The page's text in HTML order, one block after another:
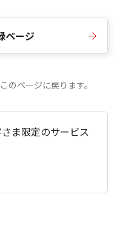
ページ
のページに戻ります。
ま限定のサービス